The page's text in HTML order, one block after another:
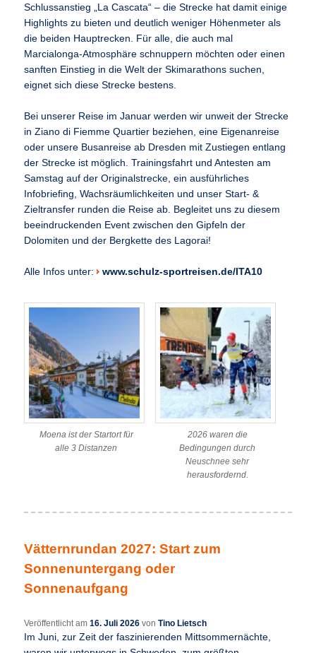
Schlussanstieg „La Cascata“ – die Strecke hat damit einige
Highlights zu bieten und deutlich weniger Höhenmeter als
die beiden Hauptrecken. Für alle, die auch mal
Marcialonga-Atmosphäre schnuppern möchten oder einen
sanften Einstieg in die Welt der Skimarathons suchen,
eignet sich diese Strecke bestens.
Bei unserer Reise im Januar werden wir unweit der Strecke
in Ziano di Fiemme Quartier beziehen, eine Eigenanreise
oder unsere Busanreise ab Dresden mit Zustiegen entlang
der Strecke ist möglich. Trainingsfahrt und Antesten am
Samstag auf der Originalstrecke, ein ausführliches
Infobriefing, Wachsräumlichkeiten und unser Start- &
Zieltransfer runden die Reise ab. Begleitet uns zu diesem
beeindruckenden Event zwischen den Gipfeln der
Dolomiten und der Bergkette des Lagorai!
Alle Infos unter: www.schulz-sportreisen.de/ITA10
Moena ist der Startort für
alle 3 Distanzen
2026 waren die
Bedingungen durch
Neuschnee sehr
herausfordernd.
Vätternrundan 2027: Start zum
Sonnenuntergang oder
Sonnenaufgang
Veröffentlicht am16. Juli 2026 vonTino Lietsch
Im Juni, zur Zeit der faszinierenden Mittsommernächte,